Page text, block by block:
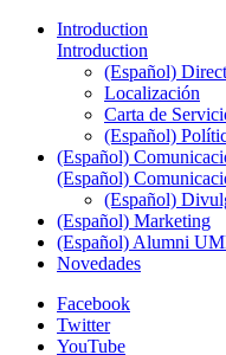
Introduction
Introduction
(Español)
Localización
Carta de
(Español)
(Español)
(Español)
(Español)
(Español) Marketing
(Español) Alumni
Novedades
Facebook
Twitter
YouTube